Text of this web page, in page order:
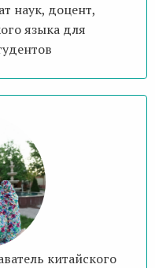
наук, доцент,
языка для
китайского